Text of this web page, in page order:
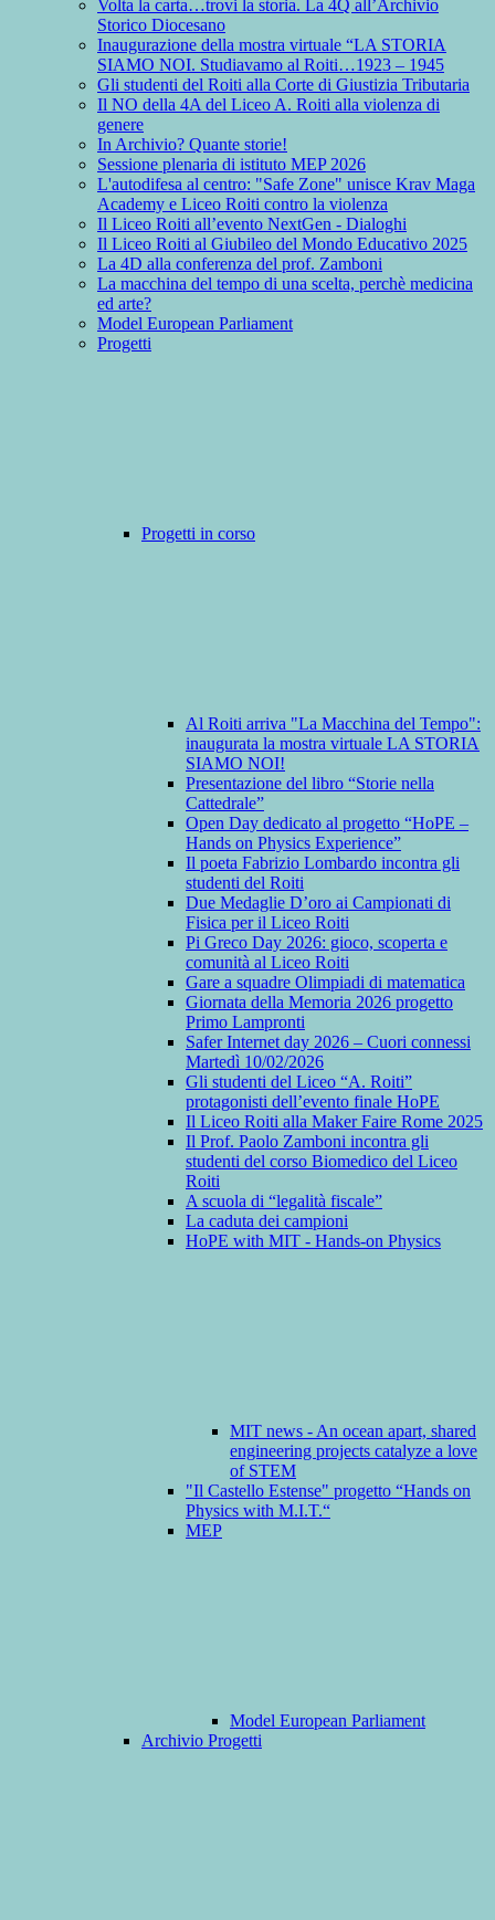
Volta la carta…trovi la storia. La 4Q all’Archivio
Storico Diocesano
Inaugurazione della mostra virtuale “LA STORIA
SIAMO NOI. Studiavamo al Roiti…1923 – 1945
Gli studenti del Roiti alla Corte di Giustizia Tributaria
Il NO della 4A del Liceo A. Roiti alla violenza di
genere
In Archivio? Quante storie!
Sessione plenaria di istituto MEP 2026
L'autodifesa al centro: "Safe Zone" unisce Krav Maga
Academy e Liceo Roiti contro la violenza
Il Liceo Roiti all’evento NextGen - Dialoghi
Il Liceo Roiti al Giubileo del Mondo Educativo 2025
La 4D alla conferenza del prof. Zamboni
La macchina del tempo di una scelta, perchè medicina
ed arte?
Model European Parliament
Progetti
Progetti in corso
Al Roiti arriva "La Macchina del Tempo":
inaugurata la mostra virtuale LA STORIA
SIAMO NOI!
Presentazione del libro “Storie nella
Cattedrale”
Open Day dedicato al progetto “HoPE –
Hands on Physics Experience”
Il poeta Fabrizio Lombardo incontra gli
studenti del Roiti
Due Medaglie D’oro ai Campionati di
Fisica per il Liceo Roiti
Pi Greco Day 2026: gioco, scoperta e
comunità al Liceo Roiti
Gare a squadre Olimpiadi di matematica
Giornata della Memoria 2026 progetto
Primo Lampronti
Safer Internet day 2026 – Cuori connessi
Martedì 10/02/2026
Gli studenti del Liceo “A. Roiti”
protagonisti dell’evento finale HoPE
Il Liceo Roiti alla Maker Faire Rome 2025
Il Prof. Paolo Zamboni incontra gli
studenti del corso Biomedico del Liceo
Roiti
A scuola di “legalità fiscale”
La caduta dei campioni
HoPE with MIT - Hands-on Physics
MIT news - An ocean apart, shared
engineering projects catalyze a love
of STEM
"Il Castello Estense" progetto “Hands on
Physics with M.I.T.“
MEP
Model European Parliament
Archivio Progetti